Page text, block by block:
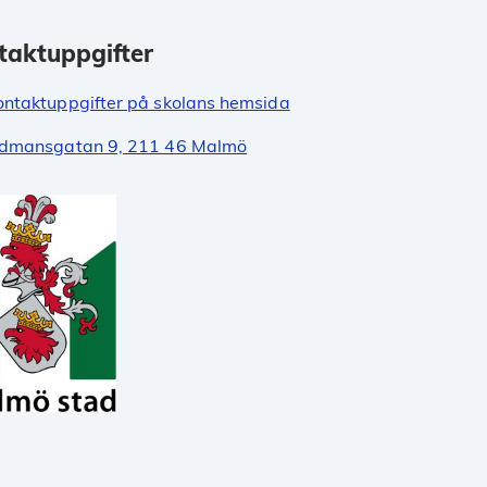
på skolans hemsida
9, 211 46 Malmö